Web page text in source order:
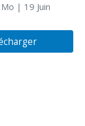
| 19 Juin